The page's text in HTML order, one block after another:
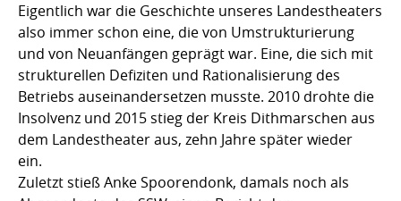
Eigentlich war die Geschichte unseres Landestheaters
also immer schon eine, die von Umstrukturierung
und von Neuanfängen geprägt war. Eine, die sich mit
strukturellen Defiziten und Rationalisierung des
Betriebs auseinandersetzen musste. 2010 drohte die
Insolvenz und 2015 stieg der Kreis Dithmarschen aus
dem Landestheater aus, zehn Jahre später wieder
ein.
Zuletzt stieß Anke Spoorendonk, damals noch als